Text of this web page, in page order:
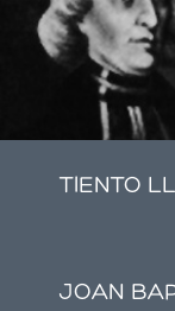
TIENTO
JOAN